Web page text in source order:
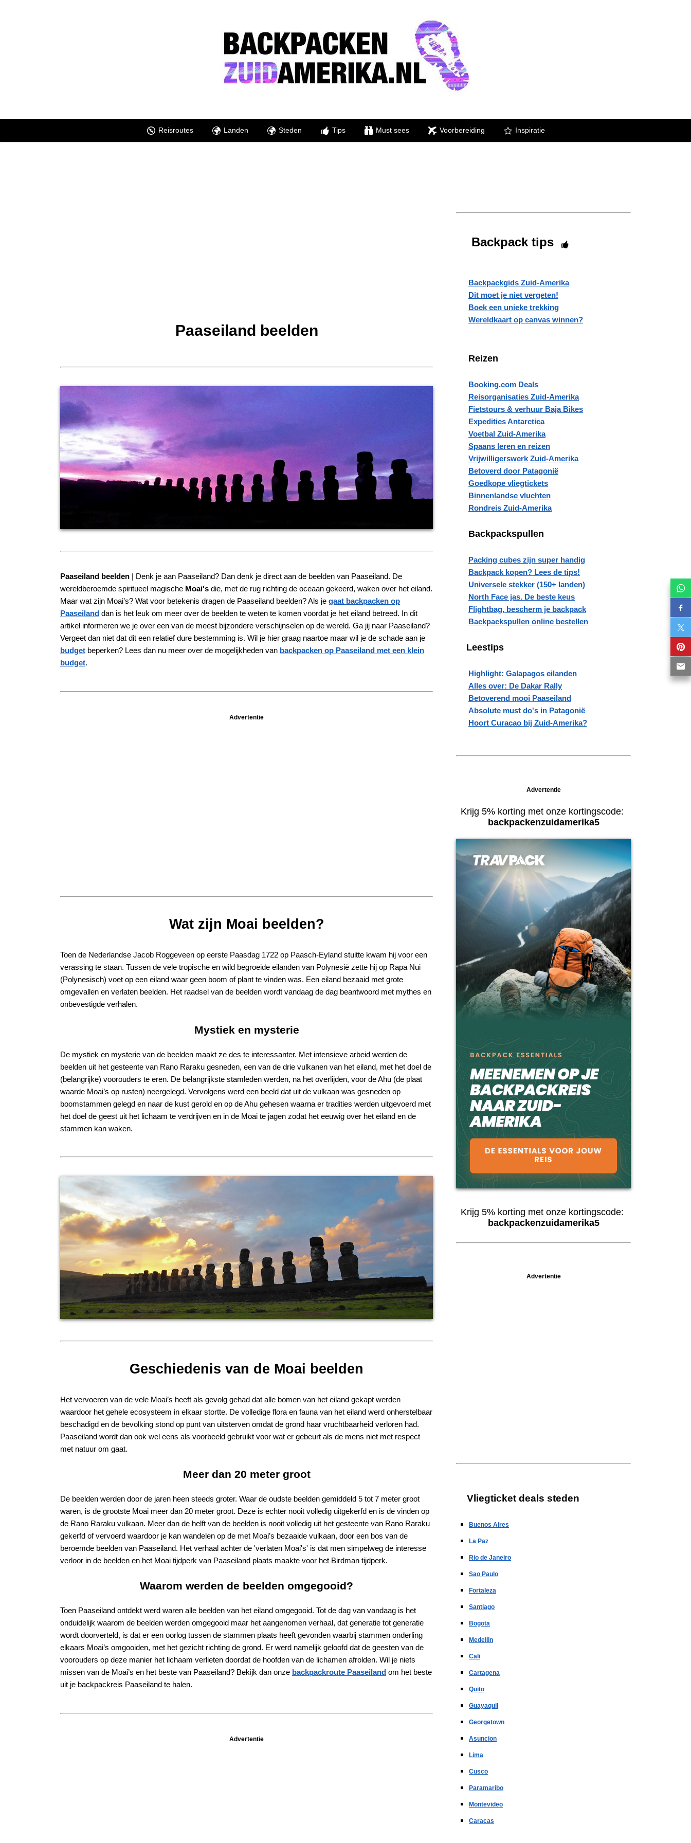
Reisroutes Landen Steden Tips Must sees Voorbereiding Inspiratie
Paaseiland beelden
Paaseiland beelden | Denk je aan Paaseiland? Dan denk je direct aan de beelden van Paaseiland. De
wereldberoemde spiritueel magische Moai's die, met de rug richting de oceaan gekeerd, waken over het eiland.
Maar wat zijn Moai’s? Wat voor betekenis dragen de Paaseiland beelden? Als je gaat backpacken op
Paaseiland dan is het leuk om meer over de beelden te weten te komen voordat je het eiland betreed. In dit
artikel informeren we je over een van de meest bijzondere verschijnselen op de wereld. Ga jij naar Paaseiland?
Vergeet dan niet dat dit een relatief dure bestemming is. Wil je hier graag naartoe maar wil je de schade aan je
budget beperken? Lees dan nu meer over de mogelijkheden van backpacken op Paaseiland met een klein
budget.
Advertentie
Wat zijn Moai beelden?
Toen de Nederlandse Jacob Roggeveen op eerste Paasdag 1722 op Paasch-Eyland stuitte kwam hij voor een
verassing te staan. Tussen de vele tropische en wild begroeide eilanden van Polynesië zette hij op Rapa Nui
(Polynesisch) voet op een eiland waar geen boom of plant te vinden was. Een eiland bezaaid met grote
omgevallen en verlaten beelden. Het raadsel van de beelden wordt vandaag de dag beantwoord met mythes en
onbevestigde verhalen.
Mystiek en mysterie
De mystiek en mysterie van de beelden maakt ze des te interessanter. Met intensieve arbeid werden de
beelden uit het gesteente van Rano Raraku gesneden, een van de drie vulkanen van het eiland, met het doel de
(belangrijke) voorouders te eren. De belangrijkste stamleden werden, na het overlijden, voor de Ahu (de plaat
waarde Moai’s op rusten) neergelegd. Vervolgens werd een beeld dat uit de vulkaan was gesneden op
boomstammen gelegd en naar de kust gerold en op de Ahu gehesen waarna er tradities werden uitgevoerd met
het doel de geest uit het lichaam te verdrijven en in de Moai te jagen zodat het eeuwig over het eiland en de
stammen kan waken.
Geschiedenis van de Moai beelden
Het vervoeren van de vele Moai’s heeft als gevolg gehad dat alle bomen van het eiland gekapt werden
waardoor het gehele ecosysteem in elkaar stortte. De volledige flora en fauna van het eiland werd onherstelbaar
beschadigd en de bevolking stond op punt van uitsterven omdat de grond haar vruchtbaarheid verloren had.
Paaseiland wordt dan ook wel eens als voorbeeld gebruikt voor wat er gebeurt als de mens niet met respect
met natuur om gaat.
Meer dan 20 meter groot
De beelden werden door de jaren heen steeds groter. Waar de oudste beelden gemiddeld 5 tot 7 meter groot
waren, is de grootste Moai meer dan 20 meter groot. Deze is echter nooit volledig uitgekerfd en is de vinden op
de Rano Raraku vulkaan. Meer dan de helft van de beelden is nooit volledig uit het gesteente van Rano Raraku
gekerfd of vervoerd waardoor je kan wandelen op de met Moai’s bezaaide vulkaan, door een bos van de
beroemde beelden van Paaseiland. Het verhaal achter de 'verlaten Moai's' is dat men simpelweg de interesse
verloor in de beelden en het Moai tijdperk van Paaseiland plaats maakte voor het Birdman tijdperk.
Waarom werden de beelden omgegooid?
Toen Paaseiland ontdekt werd waren alle beelden van het eiland omgegooid. Tot de dag van vandaag is het
onduidelijk waarom de beelden werden omgegooid maar het aangenomen verhaal, dat generatie tot generatie
wordt doorverteld, is dat er een oorlog tussen de stammen plaats heeft gevonden waarbij stammen onderling
elkaars Moai’s omgooiden, met het gezicht richting de grond. Er werd namelijk geloofd dat de geesten van de
voorouders op deze manier het lichaam verlieten doordat de hoofden van de lichamen afrolden. Wil je niets
missen van de Moai’s en het beste van Paaseiland? Bekijk dan onze backpackroute Paaseiland om het beste
uit je backpackreis Paaseiland te halen.
Advertentie
Backpack tips
Backpackgids Zuid-Amerika
Dit moet je niet vergeten!
Boek een unieke trekking
Wereldkaart op canvas winnen?
Reizen
Booking.com Deals
Reisorganisaties Zuid-Amerika
Fietstours & verhuur Baja Bikes
Expedities Antarctica
Voetbal Zuid-Amerika
Spaans leren en reizen
Vrijwilligerswerk Zuid-Amerika
Betoverd door Patagonië
Goedkope vliegtickets
Binnenlandse vluchten
Rondreis Zuid-Amerika
Backpackspullen
Packing cubes zijn super handig
Backpack kopen? Lees de tips!
Universele stekker (150+ landen)
North Face jas. De beste keus
Flightbag, bescherm je backpack
Backpackspullen online bestellen
Leestips
Highlight: Galapagos eilanden
Alles over: De Dakar Rally
Betoverend mooi Paaseiland
Absolute must do's in Patagonië
Hoort Curacao bij Zuid-Amerika?
Advertentie
Krijg 5% korting met onze kortingscode:
backpackenzuidamerika5
Krijg 5% korting met onze kortingscode:
backpackenzuidamerika5
Advertentie
Vliegticket deals steden
Buenos Aires
La Paz
Rio de Janeiro
Sao Paulo
Fortaleza
Santiago
Bogota
Medellin
Cali
Cartagena
Quito
Guayaquil
Georgetown
Asuncion
Lima
Cusco
Paramaribo
Montevideo
Caracas